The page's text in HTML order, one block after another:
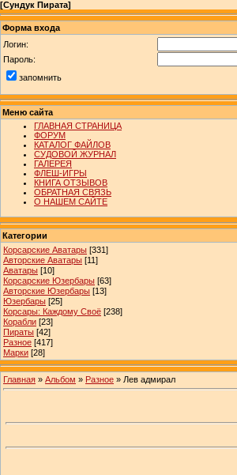
[Сундук Пирата]
Форма входа
Логин:
Пароль:
запомнить
Меню сайта
ГЛАВНАЯ СТРАНИЦА
ФОРУМ
КАТАЛОГ ФАЙЛОВ
СУДОВОЙ ЖУРНАЛ
ГАЛЕРЕЯ
ФЛЕШ-ИГРЫ
КНИГА ОТЗЫВОВ
ОБРАТНАЯ СВЯЗЬ
О НАШЕМ САЙТЕ
Категории
Корсарские Аватары [331]
Авторские Аватары [11]
Аватары [10]
Корсарские Юзербары [63]
Авторские Юзербары [13]
Юзербары [25]
Корсары: Каждому Своё [238]
Корабли [23]
Пираты [42]
Разное [417]
Марки [28]
Главная » Альбом » Разное » Лев адмирал